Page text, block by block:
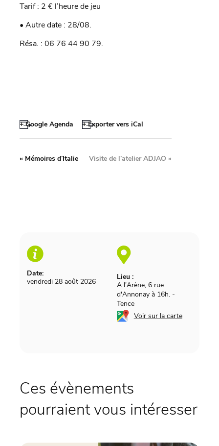
Tarif : 2 € l’heure de jeu
• Autre date : 28/08.
Résa. : 06 76 44 90 79.
+ Google Agenda + Exporter vers iCal
Date:
vendredi 28 août 2026
Lieu :
A l'Arène, 6 rue
d'Annonay à 16h. -
Tence
Voir sur la carte
« Mémoires d’Italie Visite de l’atelier ADJAO »
Ces évènements
pourraient vous intéresser